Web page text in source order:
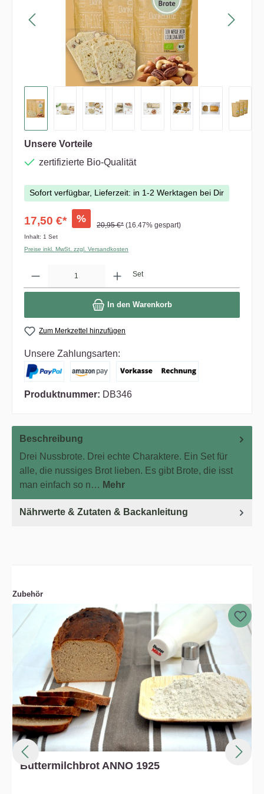
Unsere Vorteile
zertifizierte Bio-Qualität
Sofort verfügbar, Lieferzeit: in 1-2 Werktagen bei Dir
17,50 €* %
20,95 €* (16.47% gespart)
Inhalt: 1 Set
Preise inkl. MwSt. zzgl. Versandkosten
Set
In den Warenkorb
Zum Merkzettel hinzufügen
Unsere Zahlungsarten:
Produktnummer: DB346
Beschreibung
Drei Nussbrote. Drei echte Charaktere. Ein Set für
alle, die nussiges Brot lieben. Es gibt Brote, die isst
man einfach so n… Mehr
Nährwerte & Zutaten & Backanleitung
Zubehör
Buttermilchbrot ANNO 1925